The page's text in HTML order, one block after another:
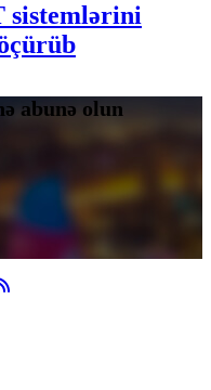
sistemlərini
abunə olun